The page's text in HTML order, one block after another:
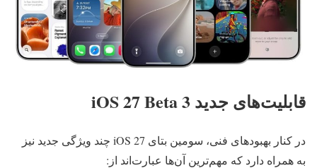
قابلیت‌های جدید iOS 27 Beta 3
در کنار بهبودهای فنی، سومین بتای iOS 27 چند ویژگی جدید نیز
به همراه دارد که مهم‌ترین آن‌ها عبارت‌اند از: